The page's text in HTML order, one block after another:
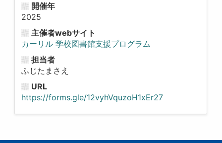
開催年
2025
主催者webサイト
カーリル 学校図書館支援プログラム
担当者
ふじたまさえ
URL
https://forms.gle/12vyhVquzoH1xEr27